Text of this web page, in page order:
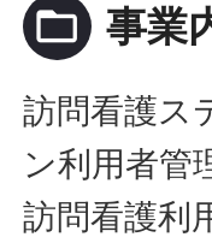
folder_open 事業
訪問看護ス
ン利用者管
訪問看護利